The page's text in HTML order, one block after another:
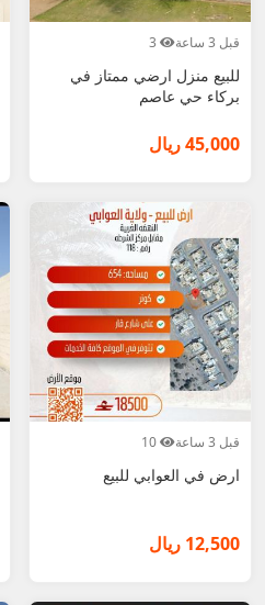
قبل 3 ساعة
للبيع منزل ارضي ممتاز في
بركاء حي عاصم
45,000 ريال
قبل 3 ساعة
ارض في العوابي للبيع
12,500 ريال